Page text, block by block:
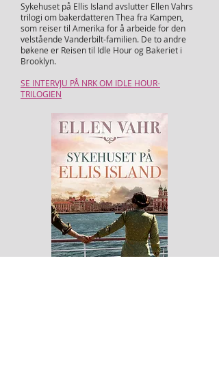
Sykehuset på Ellis Island avslutter Ellen Vahrs
trilogi om bakerdatteren Thea fra Kampen,
som reiser til Amerika for å arbeide for den
velstående Vanderbilt-familien. De to andre
bøkene er Reisen til Idle Hour og Bakeriet i
Brooklyn.
SE INTERVJU PÅ NRK OM IDLE HOUR-
TRILOGIEN